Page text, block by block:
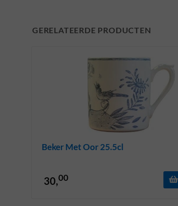
GERELATEERDE PRODUCTEN
Beker Met Oor 25.5cl
30,00